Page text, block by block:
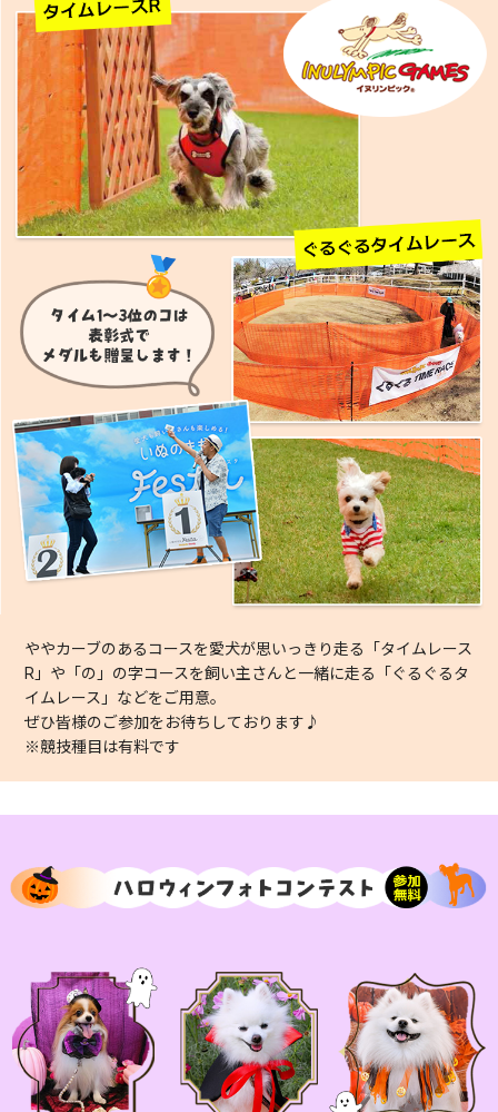
ややカーブのあるコースを愛犬が思いっきり走る「タイムレース
R」や「の」の字コースを飼い主さんと一緒に走る「ぐるぐるタ
イムレース」などをご用意。
ぜひ皆様のご参加をお待ちしております♪
※競技種目は有料です